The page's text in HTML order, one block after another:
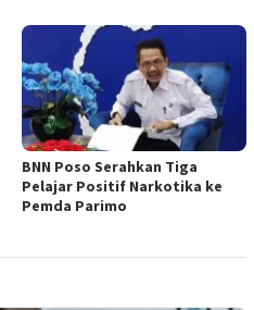
BNN Poso Serahkan Tiga
Pelajar Positif Narkotika ke
Pemda Parimo